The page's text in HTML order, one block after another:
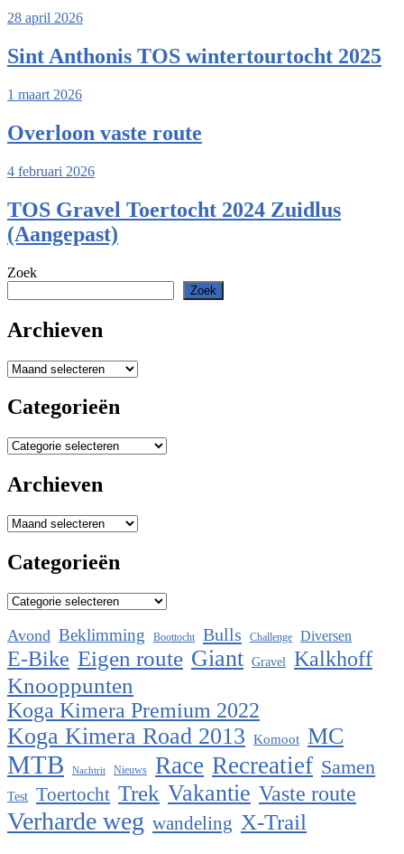
28 april 2026
Sint Anthonis TOS wintertourtocht 2025
1 maart 2026
Overloon vaste route
4 februari 2026
TOS Gravel Toertocht 2024 Zuidlus
(Aangepast)
Zoek
Zoek
Archieven
Archieven
Categorieën
Categorieën
Archieven
Archieven
Categorieën
Categorieën
Avond Beklimming Boottocht Bulls Challenge Diversen
E-Bike Eigen route Giant Gravel Kalkhoff
Knooppunten
Koga Kimera Premium 2022
Koga Kimera Road 2013 Komoot MC
MTB Nachtrit Nieuws Race Recreatief Samen
Test Toertocht Trek Vakantie Vaste route
Verharde weg wandeling X-Trail